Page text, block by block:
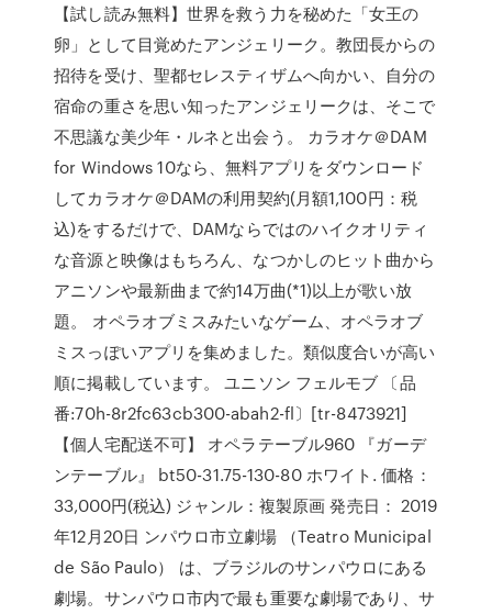
【試し読み無料】世界を救う力を秘めた「女王の
卵」として目覚めたアンジェリーク。教団長からの
招待を受け、聖都セレスティザムへ向かい、自分の
宿命の重さを思い知ったアンジェリークは、そこで
不思議な美少年・ルネと出会う。 カラオケ＠DAM
for Windows 10なら、無料アプリをダウンロード
してカラオケ＠DAMの利用契約(月額1,100円：税
込)をするだけで、DAMならではのハイクオリティ
な音源と映像はもちろん、なつかしのヒット曲から
アニソンや最新曲まで約14万曲(*1)以上が歌い放
題。 オペラオブミスみたいなゲーム、オペラオブ
ミスっぽいアプリを集めました。類似度合いが高い
順に掲載しています。 ユニソン フェルモブ 〔品
番:70h-8r2fc63cb300-abah2-fl〕[tr-8473921]
【個人宅配送不可】 オペラテーブル960 『ガーデ
ンテーブル』 bt50-31.75-130-80 ホワイト. 価格：
33,000円(税込) ジャンル：複製原画 発売日： 2019
年12月20日 ンパウロ市立劇場 （Teatro Municipal
de São Paulo） は、ブラジルのサンパウロにある
劇場。サンパウロ市内で最も重要な劇場であり、サ